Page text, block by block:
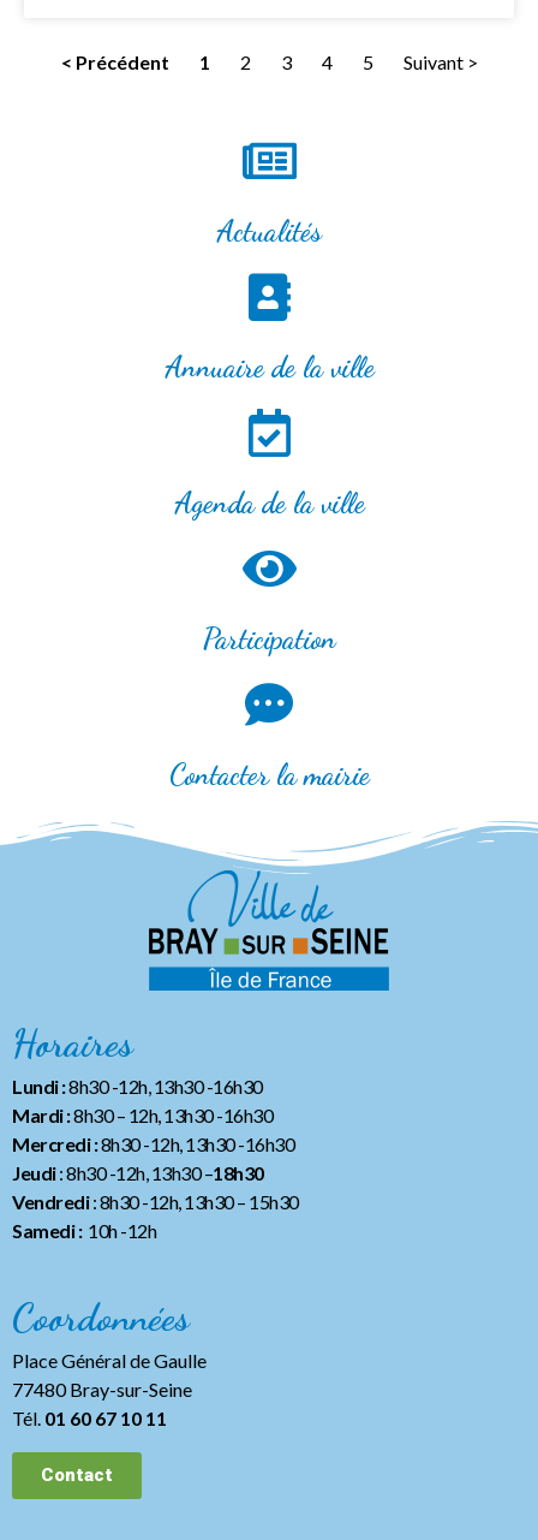
< Précédent 1 2 3 4 5 Suivant >
Actualités
Annuaire de la ville
Agenda de la ville
Participation
Contacter la mairie
Horaires
Lundi :8h30 -12h, 13h30 -16h30
Mardi :8h30 – 12h, 13h30 -16h30
Mercredi :8h30 -12h, 13h30 -16h30
Jeudi: 8h30 -12h, 13h30 –18h30
Vendredi: 8h30 -12h, 13h30– 15h30
Samedi :10h -12h
Coordonnées
Place Général de Gaulle
77480 Bray-sur-Seine
Tél. 01 60 67 10 11
Contact